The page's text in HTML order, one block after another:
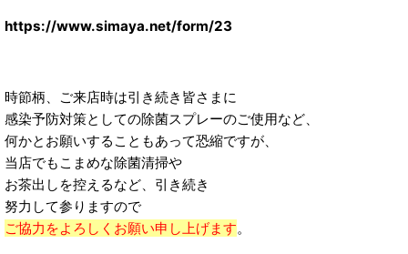
https://www.simaya.net/form/23
時節柄、ご来店時は引き続き皆さまに
感染予防対策としての除菌スプレーのご使用など、
何かとお願いすることもあって恐縮ですが、
当店でもこまめな除菌清掃や
お茶出しを控えるなど、引き続き
努力して参りますので
ご協力をよろしくお願い申し上げます。